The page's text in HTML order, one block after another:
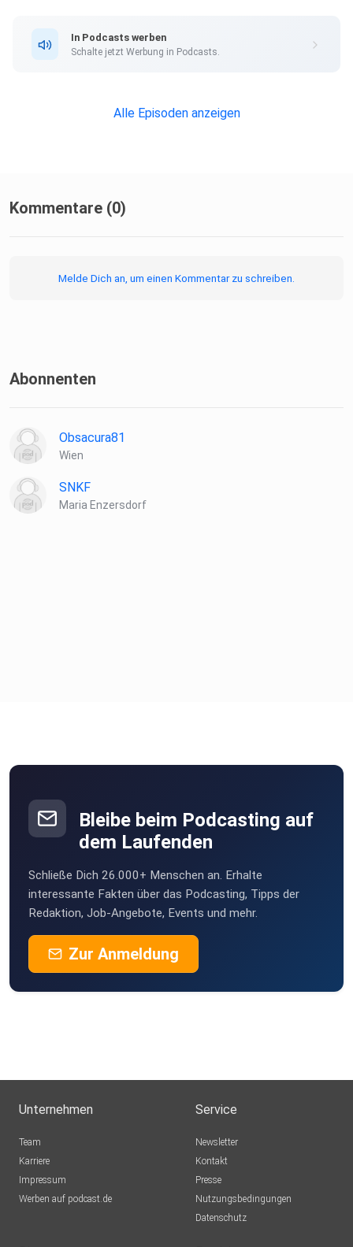
In Podcasts werben
Schalte jetzt Werbung in Podcasts.
Alle Episoden anzeigen
Kommentare (0)
Melde Dich an, um einen Kommentar zu schreiben.
Abonnenten
Obsacura81
Wien
SNKF
Maria Enzersdorf
Bleibe beim Podcasting auf
dem Laufenden
Schließe Dich 26.000+ Menschen an. Erhalte
interessante Fakten über das Podcasting, Tipps der
Redaktion, Job-Angebote, Events und mehr.
Zur Anmeldung
Unternehmen
Team
Karriere
Impressum
Werben auf podcast.de
Service
Newsletter
Kontakt
Presse
Nutzungsbedingungen
Datenschutz